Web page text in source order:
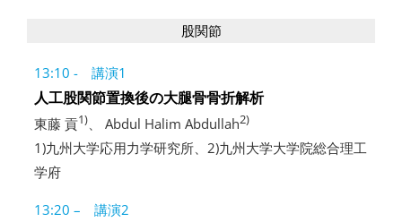
股関節
13:10 - 講演1
人工股関節置換後の大腿骨骨折解析
東藤 貢1)、 Abdul Halim Abdullah2)
1)九州大学応用力学研究所、2)九州大学大学院総合理工
学府
13:20 – 講演2